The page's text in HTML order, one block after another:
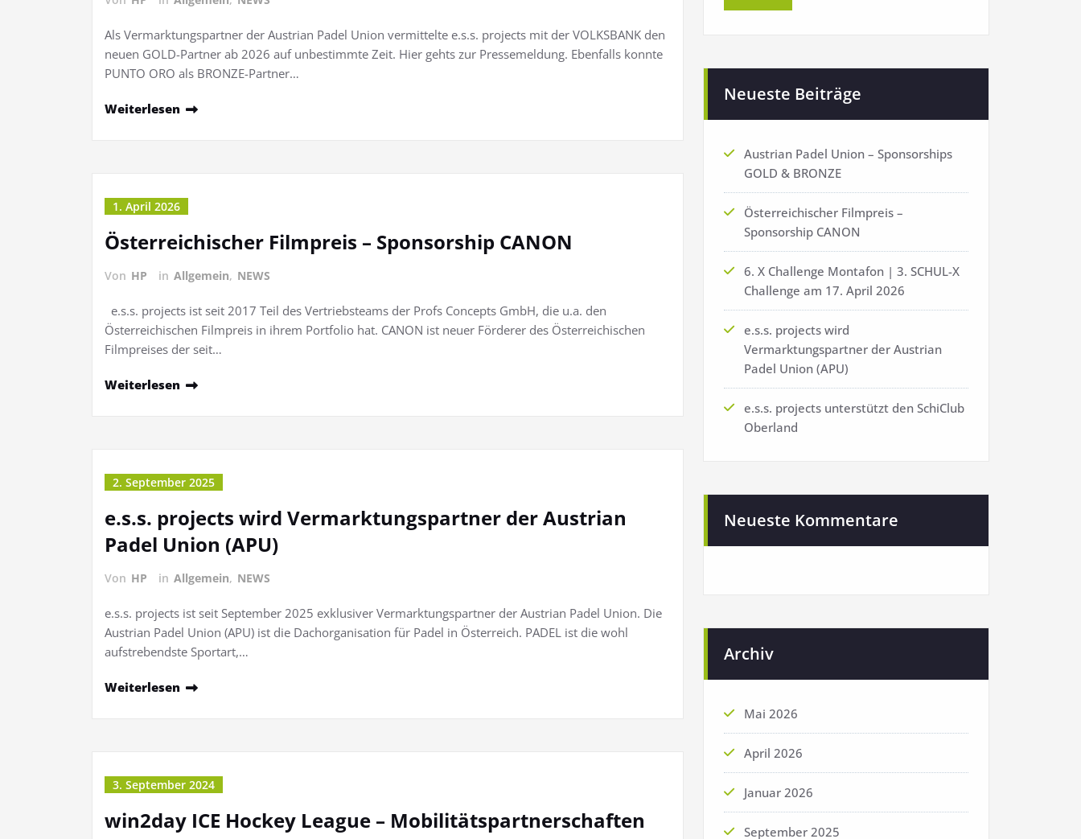
Als Vermarktungspartner der Austrian Padel Union vermittelte e.s.s. projects mit der VOLKSBANK den
neuen GOLD-Partner ab 2026 auf unbestimmte Zeit. Hier gehts zur Pressemeldung. Ebenfalls konnte
PUNTO ORO als BRONZE-Partner…
Weiterlesen
1. April 2026
Österreichischer Filmpreis – Sponsorship CANON
Von HP in Allgemein, NEWS
e.s.s. projects ist seit 2017 Teil des Vertriebsteams der Profs Concepts GmbH, die u.a. den
Österreichischen Filmpreis in ihrem Portfolio hat. CANON ist neuer Förderer des Österreichischen
Filmpreises der seit…
Weiterlesen
2. September 2025
e.s.s. projects wird Vermarktungspartner der Austrian
Padel Union (APU)
Von HP in Allgemein, NEWS
e.s.s. projects ist seit September 2025 exklusiver Vermarktungspartner der Austrian Padel Union. Die
Austrian Padel Union (APU) ist die Dachorganisation für Padel in Österreich. PADEL ist die wohl
aufstrebendste Sportart,…
Weiterlesen
3. September 2024
win2day ICE Hockey League – Mobilitätspartnerschaften
Neueste Beiträge
Austrian Padel Union – Sponsorships
GOLD & BRONZE
Österreichischer Filmpreis –
Sponsorship CANON
6. X Challenge Montafon | 3. SCHUL-X
Challenge am 17. April 2026
e.s.s. projects wird
Vermarktungspartner der Austrian
Padel Union (APU)
e.s.s. projects unterstützt den SchiClub
Oberland
Neueste Kommentare
Archiv
Mai 2026
April 2026
Januar 2026
September 2025